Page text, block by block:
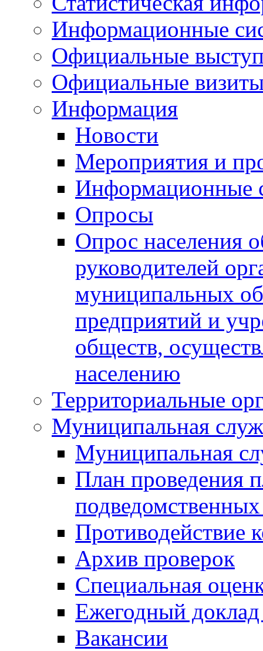
Информационные
Официальные
Официальные
Информация
Новости
Мероприятия и
Информационные
Опросы
Опрос населения
руководителей
муниципальных
предприятий и
обществ,
населению
Территориальные
Муниципальная
Муниципальная
План проведения
Противодействие
Архив проверок
Специальная
Ежегодный
Вакансии